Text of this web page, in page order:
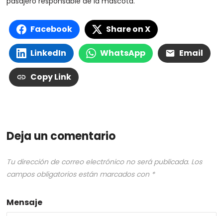
Facebook Share on X
LinkedIn WhatsApp Email
Copy Link
Deja un comentario
Tu dirección de correo electrónico no será publicada. Los
campos obligatorios están marcados con *
Mensaje